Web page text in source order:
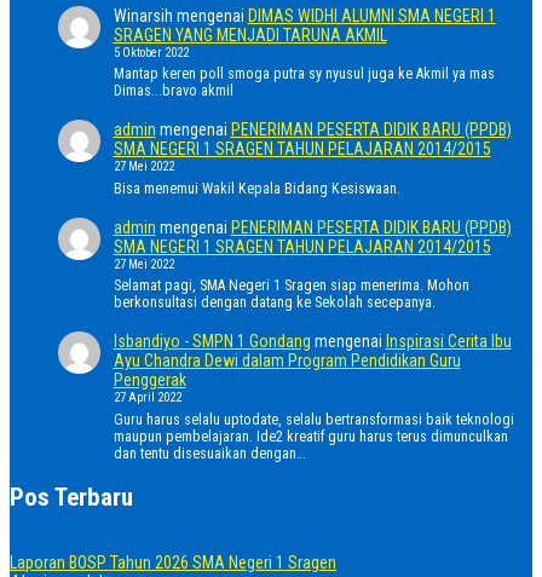
Winarsih mengenai DIMAS WIDHI ALUMNI SMA NEGERI 1
SRAGEN YANG MENJADI TARUNA AKMIL
5 Oktober 2022
Mantap keren poll smoga putra sy nyusul juga ke Akmil ya mas
Dimas...bravo akmil
admin mengenai PENERIMAN PESERTA DIDIK BARU (PPDB)
SMA NEGERI 1 SRAGEN TAHUN PELAJARAN 2014/2015
27 Mei 2022
Bisa menemui Wakil Kepala Bidang Kesiswaan.
admin mengenai PENERIMAN PESERTA DIDIK BARU (PPDB)
SMA NEGERI 1 SRAGEN TAHUN PELAJARAN 2014/2015
27 Mei 2022
Selamat pagi, SMA Negeri 1 Sragen siap menerima. Mohon
berkonsultasi dengan datang ke Sekolah secepanya.
Isbandiyo - SMPN 1 Gondang mengenai Inspirasi Cerita Ibu
Ayu Chandra Dewi dalam Program Pendidikan Guru
Penggerak
27 April 2022
Guru harus selalu uptodate, selalu bertransformasi baik teknologi
maupun pembelajaran. Ide2 kreatif guru harus terus dimunculkan
dan tentu disesuaikan dengan…
Pos Terbaru
Laporan BOSP Tahun 2026 SMA Negeri 1 Sragen